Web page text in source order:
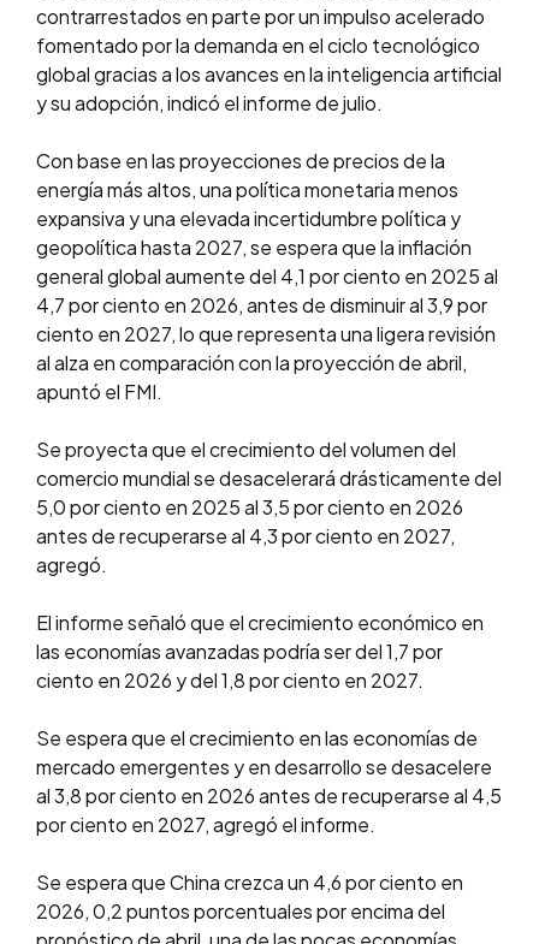
contrarrestados en parte por un impulso acelerado
fomentado por la demanda en el ciclo tecnológico
global gracias a los avances en la inteligencia artificial
y su adopción, indicó el informe de julio.
Con base en las proyecciones de precios de la
energía más altos, una política monetaria menos
expansiva y una elevada incertidumbre política y
geopolítica hasta 2027, se espera que la inflación
general global aumente del 4,1 por ciento en 2025 al
4,7 por ciento en 2026, antes de disminuir al 3,9 por
ciento en 2027, lo que representa una ligera revisión
al alza en comparación con la proyección de abril,
apuntó el FMI.
Se proyecta que el crecimiento del volumen del
comercio mundial se desacelerará drásticamente del
5,0 por ciento en 2025 al 3,5 por ciento en 2026
antes de recuperarse al 4,3 por ciento en 2027,
agregó.
El informe señaló que el crecimiento económico en
las economías avanzadas podría ser del 1,7 por
ciento en 2026 y del 1,8 por ciento en 2027.
Se espera que el crecimiento en las economías de
mercado emergentes y en desarrollo se desacelere
al 3,8 por ciento en 2026 antes de recuperarse al 4,5
por ciento en 2027, agregó el informe.
Se espera que China crezca un 4,6 por ciento en
2026, 0,2 puntos porcentuales por encima del